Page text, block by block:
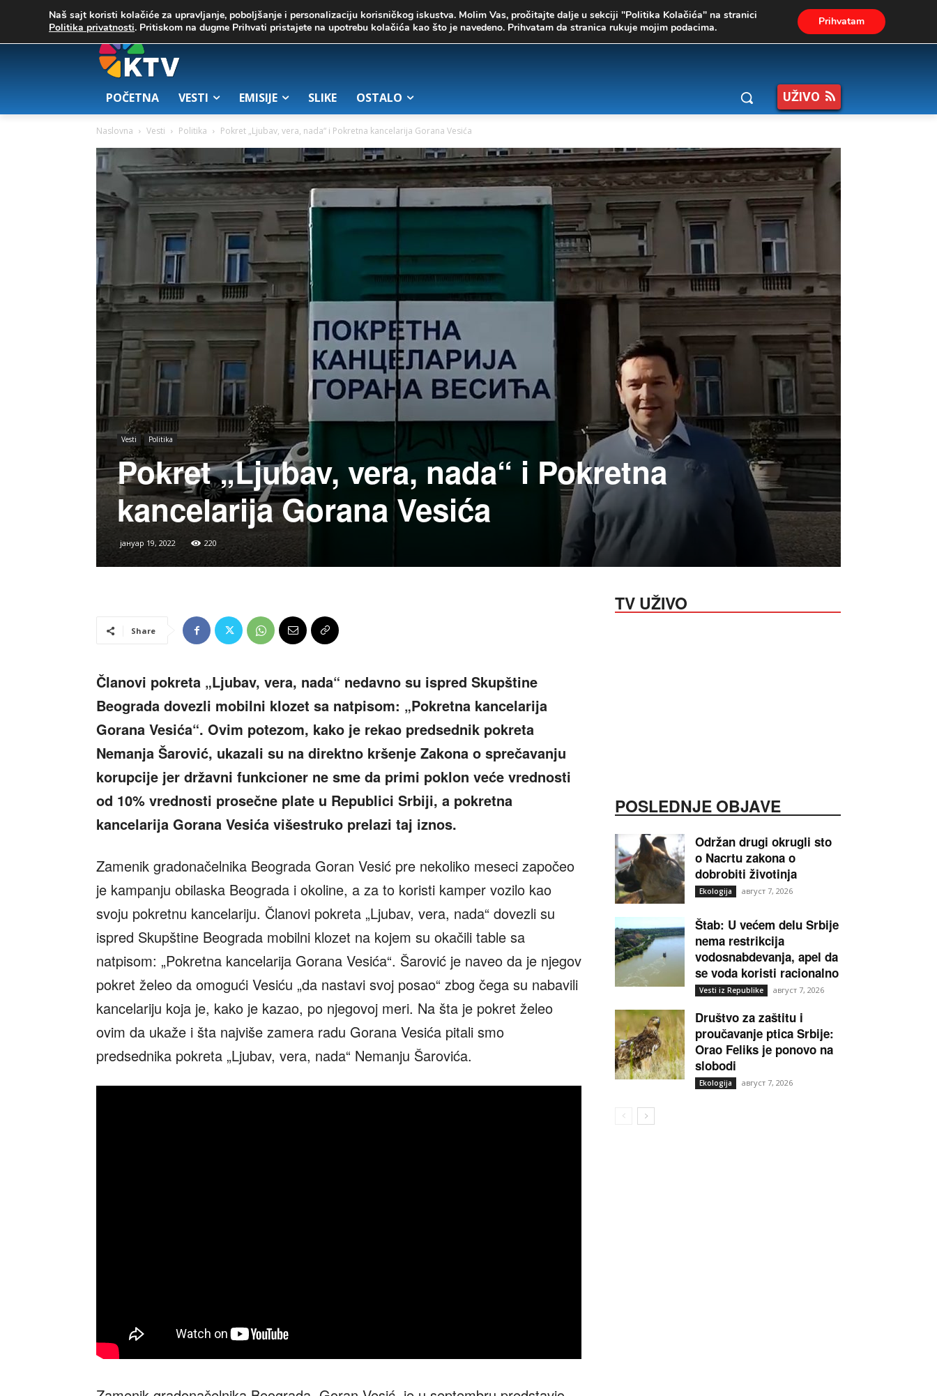
20.2 Zrenjanin 08. август 2026.
POČETNA VESTI EMISIJE SLIKE OSTALO UŽIVO
Naslovna Vesti Politika Pokret „Ljubav, vera, nada“ i Pokretna kancelarija Gorana Vesića
Vesti Politika
Pokret „Ljubav, vera, nada“ i Pokretna
kancelarija Gorana Vesića
јануар 19, 2022 220
Share
Članovi pokreta „Ljubav, vera, nada“ nedavno su ispred Skupštine
Beograda dovezli mobilni klozet sa natpisom: „Pokretna kancelarija
Gorana Vesića“. Ovim potezom, kako je rekao predsednik pokreta
Nemanja Šarović, ukazali su na direktno kršenje Zakona o sprečavanju
korupcije jer državni funkcioner ne sme da primi poklon veće vrednosti
od 10% vrednosti prosečne plate u Republici Srbiji, a pokretna
kancelarija Gorana Vesića višestruko prelazi taj iznos.
Zamenik gradonačelnika Beograda Goran Vesić pre nekoliko meseci započeo
je kampanju obilaska Beograda i okoline, a za to koristi kamper vozilo kao
svoju pokretnu kancelariju. Članovi pokreta „Ljubav, vera, nada“ dovezli su
ispred Skupštine Beograda mobilni klozet na kojem su okačili table sa
natpisom: „Pokretna kancelarija Gorana Vesića“. Šarović je naveo da je njegov
pokret želeo da omogući Vesiću „da nastavi svoj posao“ zbog čega su nabavili
kancelariju koja je, kako je kazao, po njegovoj meri. Na šta je pokret želeo
ovim da ukaže i šta najviše zamera radu Gorana Vesića pitali smo
predsednika pokreta „Ljubav, vera, nada“ Nemanju Šarovića.
TV UŽIVO
POSLEDNJE OBJAVE
Održan drugi okrugli sto
o Nacrtu zakona o
dobrobiti životinja
Ekologija август 7, 2026
Štab: U većem delu Srbije
nema restrikcija
vodosnabdevanja, apel da
se voda koristi racionalno
Vesti iz Republike август 7, 2026
Društvo za zaštitu i
proučavanje ptica Srbije:
Orao Feliks je ponovo na
slobodi
Ekologija август 7, 2026
Naš sajt koristi kolačiće za upravljanje, poboljšanje i personalizaciju korisničkog iskustva. Molim Vas, pročitajte dalje u sekciji "Politika Kolačića" na stranici
Politika privatnosti. Pritiskom na dugme Prihvati pristajete na upotrebu kolačića kao što je navedeno. Prihvatam da stranica rukuje mojim podacima. Prihvatam